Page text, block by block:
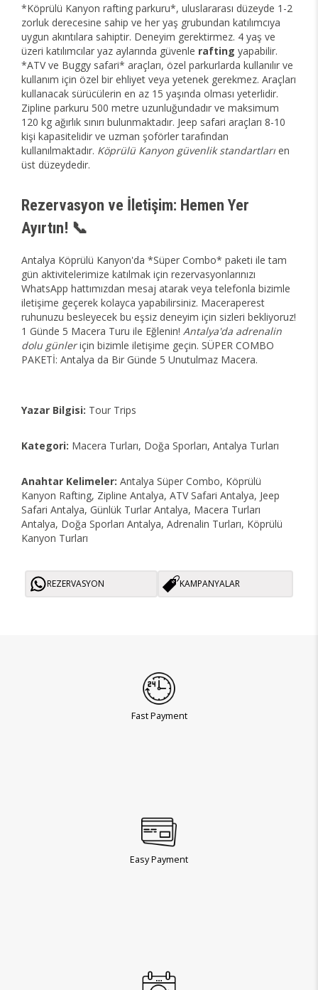
*Köprülü Kanyon rafting parkuru*, uluslararası düzeyde 1-2
zorluk derecesine sahip ve her yaş grubundan katılımcıya
uygun akıntılara sahiptir. Deneyim gerektirmez. 4 yaş ve
üzeri katılımcılar yaz aylarında güvenle rafting yapabilir.
*ATV ve Buggy safari* araçları, özel parkurlarda kullanılır ve
kullanım için özel bir ehliyet veya yetenek gerekmez. Araçları
kullanacak sürücülerin en az 15 yaşında olması yeterlidir.
Zipline parkuru 500 metre uzunluğundadır ve maksimum
120 kg ağırlık sınırı bulunmaktadır. Jeep safari araçları 8-10
kişi kapasitelidir ve uzman şoförler tarafından
kullanılmaktadır. Köprülü Kanyon güvenlik standartları en
üst düzeydedir.
Rezervasyon ve İletişim: Hemen Yer
Ayırtın! 📞
Antalya Köprülü Kanyon'da *Süper Combo* paketi ile tam
gün aktivitelerimize katılmak için rezervasyonlarınızı
WhatsApp hattımızdan mesaj atarak veya telefonla bizimle
iletişime geçerek kolayca yapabilirsiniz. Maceraperest
ruhunuzu besleyecek bu eşsiz deneyim için sizleri bekliyoruz!
1 Günde 5 Macera Turu ile Eğlenin! Antalya'da adrenalin
dolu günleriçin bizimle iletişime geçin. SÜPER COMBO
PAKETİ: Antalya da Bir Günde 5 Unutulmaz Macera.
Yazar Bilgisi: Tour Trips
Kategori: Macera Turları, Doğa Sporları, Antalya Turları
Anahtar Kelimeler: Antalya Süper Combo, Köprülü
Kanyon Rafting, Zipline Antalya, ATV Safari Antalya, Jeep
Safari Antalya, Günlük Turlar Antalya, Macera Turları
Antalya, Doğa Sporları Antalya, Adrenalin Turları, Köprülü
Kanyon Turları
REZERVASYON KAMPANYALAR
Fast Payment
Easy Payment